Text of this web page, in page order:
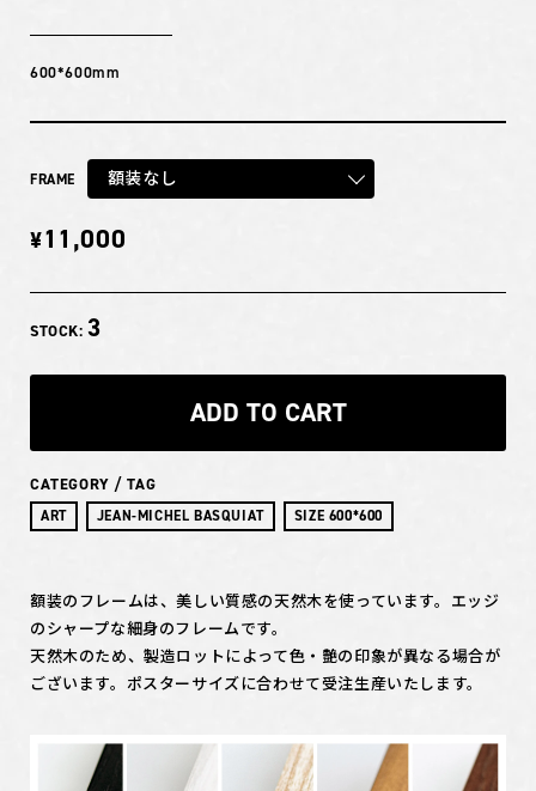
600*600mm
FRAME 額装なし
¥11,000
STOCK:3
ADD TO CART
CATEGORY / TAG
ART JEAN-MICHEL BASQUIAT SIZE 600*600
額装のフレームは、美しい質感の天然木を使っています。エッジ
のシャープな細身のフレームです。
天然木のため、製造ロットによって色・艶の印象が異なる場合が
ございます。ポスターサイズに合わせて受注生産いたします。